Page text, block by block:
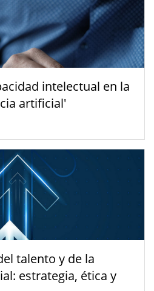
intelectual en la
artificial'
talento y de la
estrategia, ética y